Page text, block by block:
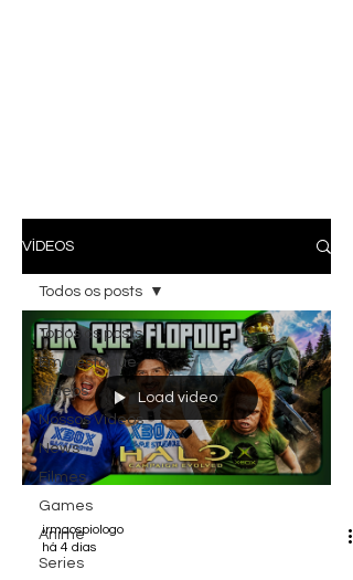
VÍDEOS
Todos os posts
Em destaque
Vídeos
Nossos Vídeos
News
Filmes
Games
Anime
Series
Todos os posts
Load video
irmaospiologo
há 4 dias